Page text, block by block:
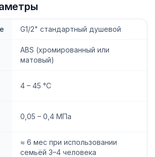
G1/2" стандартный душевой
ABS (хромированный или
матовый)
4 – 45 °C
0,05 – 0,4 МПа
≈ 6 мес при использовании
семьёй 3–4 человека